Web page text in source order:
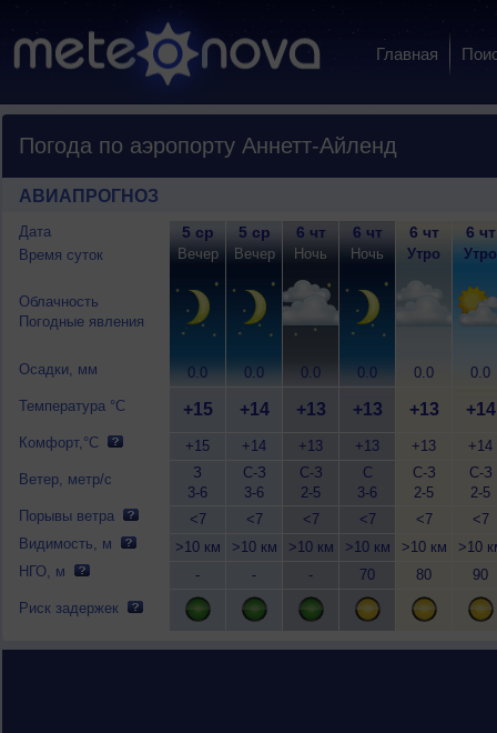
Главная
Погода по аэропорту Аннетт-Айленд
АВИАПРОГНОЗ
Дата
Время суток
Облачность
Погодные явления
Осадки, мм
Температура °C
Комфорт,°C
Ветер, метр/с
Порывы ветра
Видимость, м
НГО, м
Риск задержек
5 ср
Вечер
0.0
+15
+15
З
3-6
<7
>10 км
-
5 ср
Вечер
0.0
+14
+14
С-З
3-6
<7
>10 км
-
6 чт
Ночь
0.0
+13
+13
С-З
2-5
<7
>10 км
-
6 чт
Ночь
0.0
+13
+13
С
3-6
<7
>10 км
70
6 чт
Утро
0.0
+13
+13
С-З
2-5
<7
>10 км
80
6 чт
Утро
0.0
+14
+14
С-З
2-5
<7
>10
90